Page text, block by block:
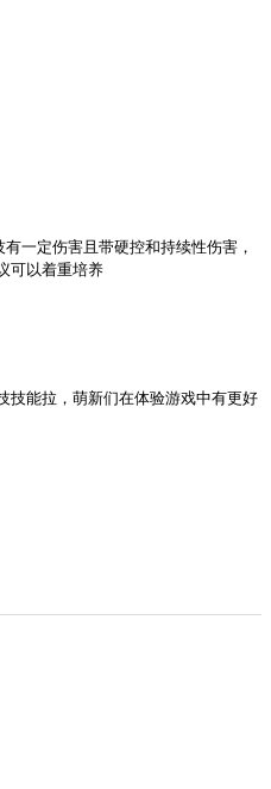
一定伤害且带硬控和持续性伤害，
可以着重培养
技能拉，萌新们在体验游戏中有更好